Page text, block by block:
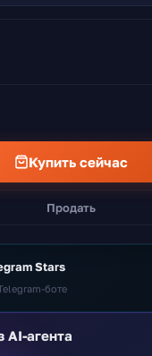
Купить сейчас
Продать
Stars
боте
AI-агента